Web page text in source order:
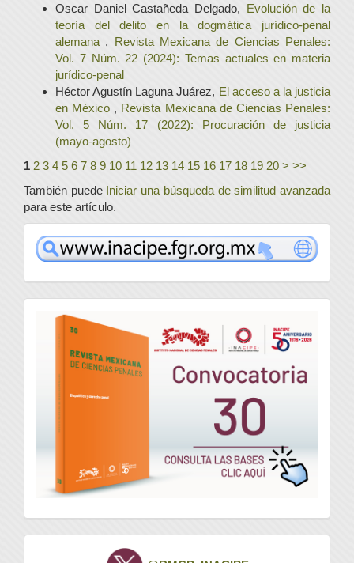
Oscar Daniel Castañeda Delgado,
Evolución de la
teoría del delito en la dogmática jurídico-penal
alemana ,
Revista Mexicana de Ciencias Penales:
Vol. 7 Núm. 22 (2024): Temas actuales en materia
jurídico-penal
Héctor Agustín Laguna Juárez, El acceso a la justicia
en México , Revista Mexicana de Ciencias Penales:
Vol. 5 Núm. 17 (2022): Procuración de justicia
(mayo-agosto)
1 2 3 4 5 6 7 8 9 10 11 12 13 14 15 16 17 18 19 20 > >>
También puede Iniciar una búsqueda de similitud avanzada
para este artículo.
www
convocatoria
Twitter